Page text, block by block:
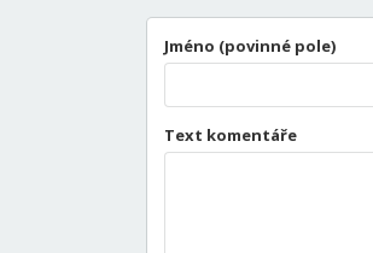
Jméno (povinné pole)
Text komentáře